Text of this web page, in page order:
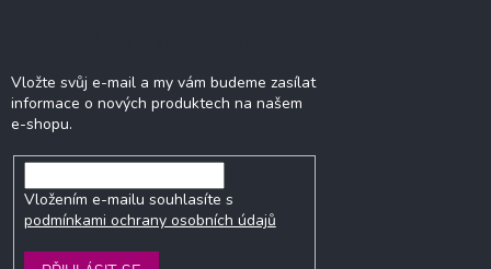
Vložte svůj e-mail a my vám budeme zasílat
informace o nových produktech na našem
e-shopu.
Vložením e-mailu souhlasíte s
podmínkami ochrany osobních údajů